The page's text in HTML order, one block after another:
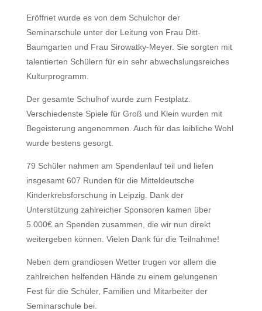
Eröffnet wurde es von dem Schulchor der
Seminarschule unter der Leitung von Frau Ditt-
Baumgarten und Frau Sirowatky-Meyer. Sie sorgten mit
talentierten Schülern für ein sehr abwechslungsreiches
Kulturprogramm.
Der gesamte Schulhof wurde zum Festplatz.
Verschiedenste Spiele für Groß und Klein wurden mit
Begeisterung angenommen. Auch für das leibliche Wohl
wurde bestens gesorgt.
79 Schüler nahmen am Spendenlauf teil und liefen
insgesamt 607 Runden für die Mitteldeutsche
Kinderkrebsforschung in Leipzig. Dank der
Unterstützung zahlreicher Sponsoren kamen über
5.000€ an Spenden zusammen, die wir nun direkt
weitergeben können. Vielen Dank für die Teilnahme!
Neben dem grandiosen Wetter trugen vor allem die
zahlreichen helfenden Hände zu einem gelungenen
Fest für die Schüler, Familien und Mitarbeiter der
Seminarschule bei.